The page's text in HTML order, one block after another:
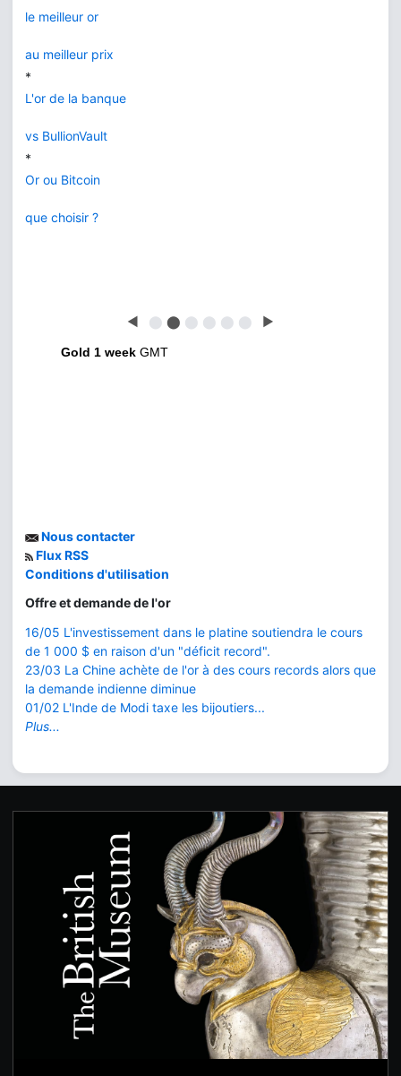
le meilleur or
au meilleur prix
*
L'or de la banque
vs BullionVault
*
Or ou Bitcoin
que choisir ?
◀ ⬤ ⬤ ⬤ ⬤ ⬤ ⬤ ▶
Gold 1 week GMT
Nous contacter
Flux RSS
Conditions d'utilisation
Offre et demande de l'or
16/05 L'investissement dans le platine soutiendra le cours
de 1 000 $ en raison d'un "déficit record".
23/03 La Chine achète de l'or à des cours records alors que
la demande indienne diminue
01/02 L'Inde de Modi taxe les bijoutiers...
Plus...